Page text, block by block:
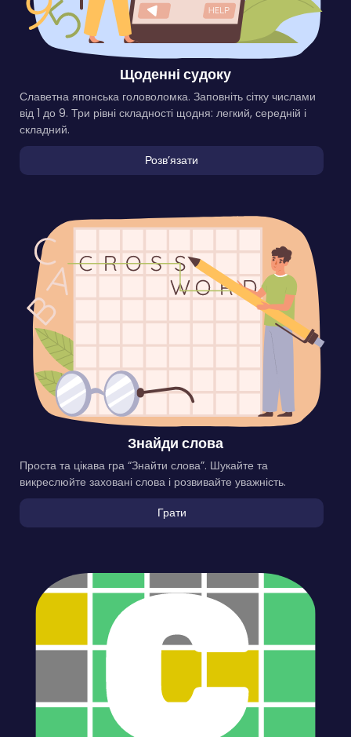
Щоденні судоку
Славетна японська головоломка. Заповніть сітку числами
від 1 до 9. Три рівні складності щодня: легкий, середній і
складний.
Розвʼязати
Знайди слова
Проста та цікава гра “Знайти слова”. Шукайте та
викреслюйте заховані слова і розвивайте уважність.
Грати